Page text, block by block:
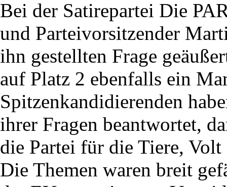
Bei der Satirepartei Die
und Parteivorsitzender
ihn gestellten Frage
auf Platz 2 ebenfalls ein
Spitzenkandidierenden
ihrer Fragen beantwortet,
die Partei für die Tiere,
Die Themen waren breit